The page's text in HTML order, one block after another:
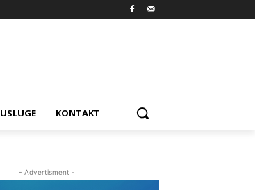
USLUGE KONTAKT
- Advertisment -